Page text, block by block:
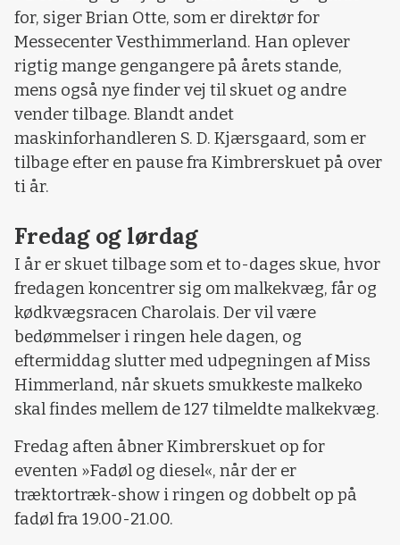
for, siger Brian Otte, som er direktør for
Messecenter Vesthimmerland. Han oplever
rigtig mange gengangere på årets stande,
mens også nye finder vej til skuet og andre
vender tilbage. Blandt andet
maskinforhandleren S. D. Kjærsgaard, som er
tilbage efter en pause fra Kimbrerskuet på over
ti år.
Fredag og lørdag
I år er skuet tilbage som et to-dages skue, hvor
fredagen koncentrer sig om malkekvæg, får og
kødkvægsracen Charolais. Der vil være
bedømmelser i ringen hele dagen, og
eftermiddag slutter med udpegningen af Miss
Himmerland, når skuets smukkeste malkeko
skal findes mellem de 127 tilmeldte malkekvæg.
Fredag aften åbner Kimbrerskuet op for
eventen »Fadøl og diesel«, når der er
træktortræk-show i ringen og dobbelt op på
fadøl fra 19.00-21.00.